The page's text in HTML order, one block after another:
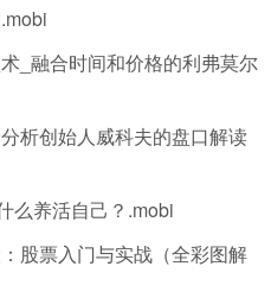
_融合时间和价格的利弗莫尔
析创始人威科夫的盘口解读
养活自己？.mobi
股票入门与实战（全彩图解